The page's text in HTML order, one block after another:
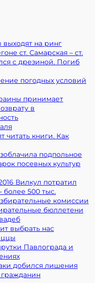
на ринг
ст. Самарская – ст.
с дрезиной. Погиб
погодных условий
принимает
в
читать книги. Как
подпольное
посевных культур
Вилкул потратил
более 500 тыс.
комиссии
бюллетени
выбрать нас
Павлограда и
добился лишения